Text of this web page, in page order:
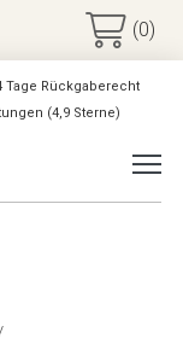
(0)
Tage Rückgaberecht
(4,9 Sterne)